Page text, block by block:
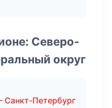
Северо-
округ
Петербург